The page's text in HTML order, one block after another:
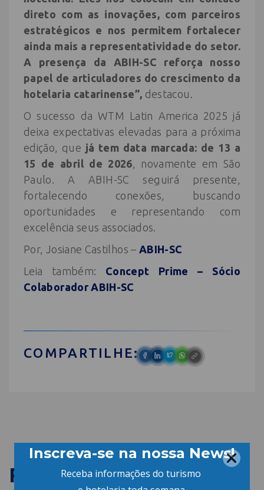
direto com as inovações, com parceiros
estratégicos e nos permitem fortalecer
ainda mais a representatividade do setor.
A presença da ABIH-SC reforça nosso
papel de articuladores do crescimento da
hotelaria catarinense”, destacou.
O sucesso da WTM Latin America 2025 já
deixa expectativas elevadas para a próxima
edição, que já tem data marcada: de 13 a
15 de abril de 2026 , novamente em São
Paulo. A ABIH-SC seguirá presente,
fortalecendo conexões, buscando
oportunidades e representando com
excelência seus associados.
Por, Josiane Castilhos – ABIH-SC
Leia também: Concept Prime – Sócio
Colaborador ABIH-SC
COMPARTILHE:
PUBLICAÇÕES